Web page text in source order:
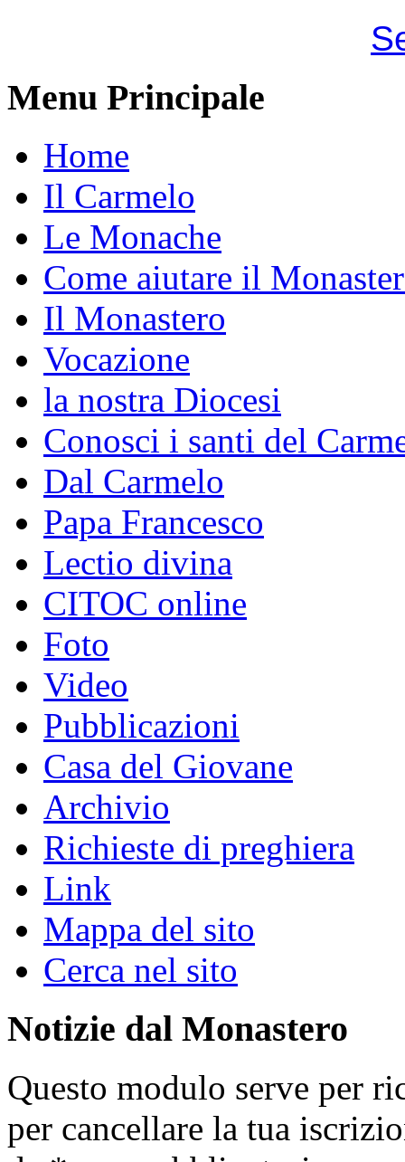
Menu Principale
Home
Il Carmelo
Le Monache
Come aiutare il
Il Monastero
Vocazione
la nostra Diocesi
Conosci i santi del
Dal Carmelo
Papa Francesco
Lectio divina
CITOC online
Foto
Video
Pubblicazioni
Casa del Giovane
Archivio
Richieste di preghiera
Link
Mappa del sito
Cerca nel sito
Notizie dal Monastero
Questo modulo serve per
per cancellare la tua